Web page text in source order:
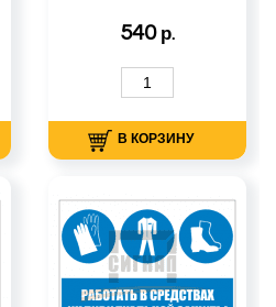
540 р.
В КОРЗИНУ